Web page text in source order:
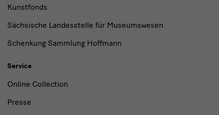
Kunstfonds
Sächsische Landesstelle für Museumswesen
Schenkung Sammlung Hoffmann
Service
Online Collection
Presse